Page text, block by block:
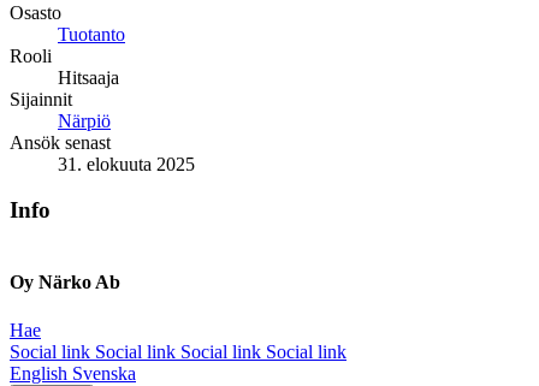
Osasto
Tuotanto
Rooli
Hitsaaja
Sijainnit
Närpiö
Ansök senast
31. elokuuta 2025
Info
Oy Närko Ab
Hae
Social link Social link Social link Social link
English Svenska